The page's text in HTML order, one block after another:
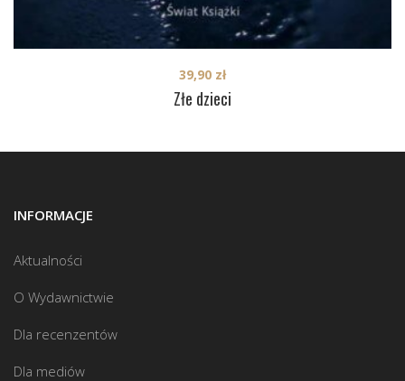
Złe dzieci
39,90 zł
INFORMACJE
Aktualności
O Wydawnictwie
Dla recenzentów
Dla mediów